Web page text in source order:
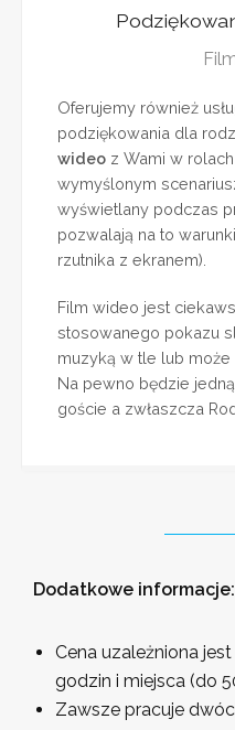
Oferujemy również
podziękowania dla
wideoz Wami w
wymyślonym
wyświetlany podczas
pozwalają na to
rzutnika z ekranem).
Film wideo jest
stosowanego pokazu
muzyką w tle lub może
Na pewno będzie
goście a zwłaszcza
Dodatkowe informacje:
Cena uzależniona
godzin i miejsca (do
Zawsze pracuje